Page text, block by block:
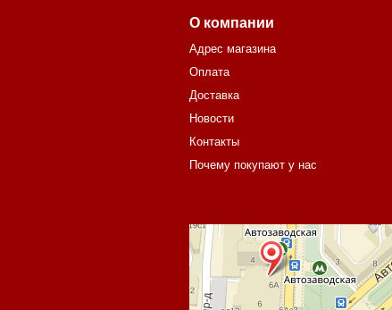
О компании
Адрес магазина
Оплата
Доставка
Новости
Контакты
Почему покупают у нас